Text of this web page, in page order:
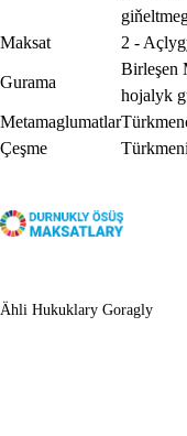
Maksat
2 -
Gurama
Birleşen
hojalyk
Metamaglumatlar
Çeşme
Ähli Hukuklary Goragly